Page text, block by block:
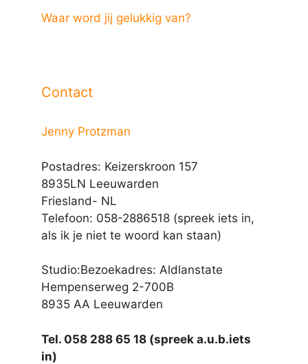
Waar word jij gelukkig van?
Contact
Jenny Protzman
Postadres: Keizerskroon 157
8935LN Leeuwarden
Friesland- NL
Telefoon: 058-2886518 (spreek iets in,
als ik je niet te woord kan staan)
Studio:Bezoekadres: Aldlanstate
Hempenserweg 2-700B
8935 AA Leeuwarden
Tel. 058 288 65 18 (spreek a.u.b.iets
in)